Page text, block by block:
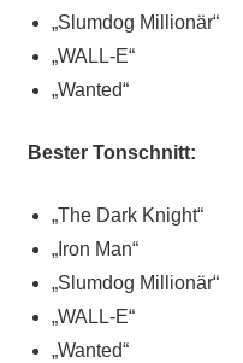
„Slumdog Millionär“
„WALL-E“
„Wanted“
Bester Tonschnitt:
„The Dark Knight“
„Iron Man“
„Slumdog Millionär“
„WALL-E“
„Wanted“